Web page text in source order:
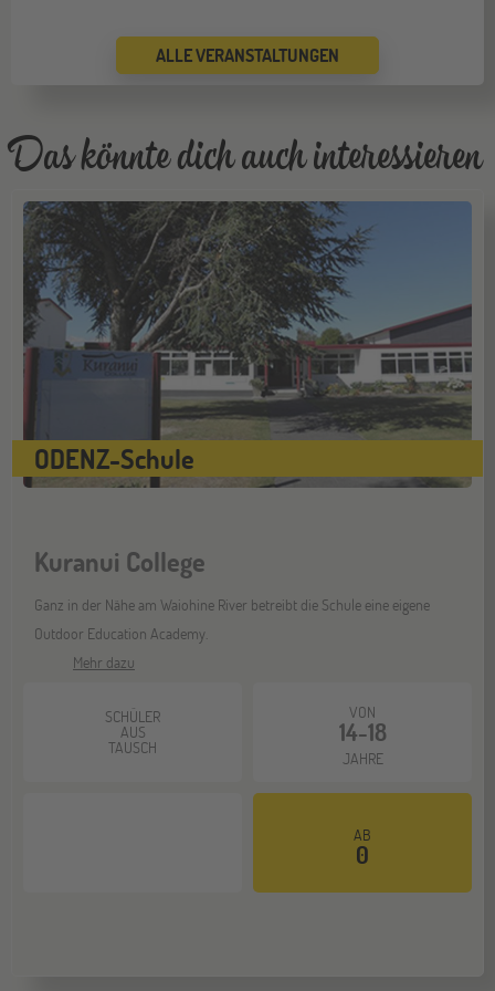
19
SEP
Köln
Jugendbildungsmesse JuBi
19
SEP
Bremen
Jugendbildungsmesse JuBi
26
SEP
Düsseldorf
Jugendbildungsmesse JuBi
26
SEP
Mannheim
Jugendbildungsmesse JuBi
Schüleraustausch-Infoabend (Nordamerika)
ALLE VERANSTALTUNGEN
Das könnte dich auch interessieren
ODENZ-Schule
Kuranui College
Ganz in der Nähe am Waiohine River betreibt die Schule eine eigene
Outdoor Education Academy.
Mehr dazu
SCHÜLER
AUS
TAUSCH
VON
14-18
JAHRE
AB
0